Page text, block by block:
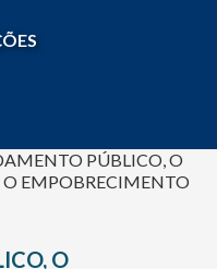
PÚBLICO, O
EMPOBRECIMENTO
O